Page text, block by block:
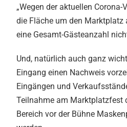
„Wegen der aktuellen
die Fläche um den Marktplatz
eine Gesamt-Gästeanzahl
Und, natürlich auch ganz
Eingang einen Nachweis
Eingängen und
Teilnahme am Marktplatzfest
Bereich vor der Bühne